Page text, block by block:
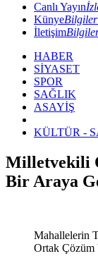
Canlı Yayın
Künye
İletişim
HABER
SİYASET
SPOR
SAĞLIK
ASAYİŞ
KÜLTÜR -
Milletvekili
Bir Araya
Mahallelerin
Ortak Çözüm